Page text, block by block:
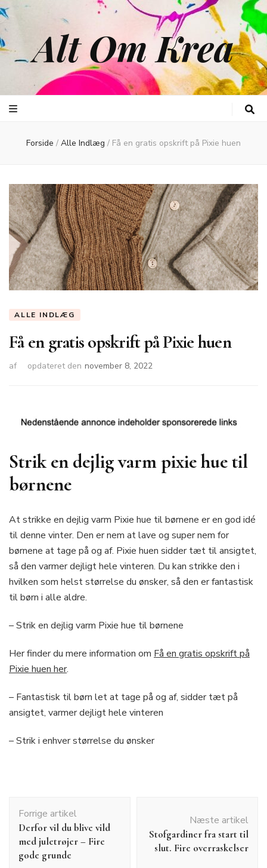
Alt Om Krea
Forside / Alle Indlæg / Få en gratis opskrift på Pixie huen
ALLE INDLÆG
Få en gratis opskrift på Pixie huen
af opdateret den november 8, 2022
Strik en dejlig varm pixie hue til
børnene
At strikke en dejlig varm Pixie hue til børnene er en god idé
til denne vinter. Den er nem at lave og super nem for
børnene at tage på og af. Pixie huen sidder tæt til ansigtet,
så den varmer dejligt hele vinteren. Du kan strikke den i
hvilken som helst størrelse du ønsker, så den er fantastisk
til børn i alle aldre.
– Strik en dejlig varm Pixie hue til børnene
Her finder du mere information om Få en gratis opskrift på
Pixie huen her.
– Fantastisk til børn let at tage på og af, sidder tæt på
ansigtet, varmer dejligt hele vinteren
– Strik i enhver størrelse du ønsker
Forrige artikel
Derfor vil du blive vild
med juletrøjer – Fire
gode grunde
Næste artikel
Stofgardiner fra start til
slut. Fire overraskelser